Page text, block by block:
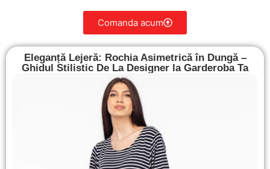
Comanda acum
Eleganță Lejeră: Rochia Asimetrică în Dungă –
Ghidul Stilistic De La Designer la Garderoba Ta